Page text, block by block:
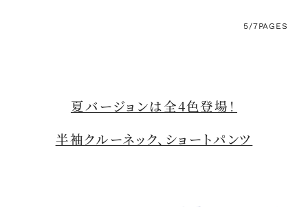
5/7PAGES
夏バージョンは全4色登場！
半袖クルーネック、ショートパンツ